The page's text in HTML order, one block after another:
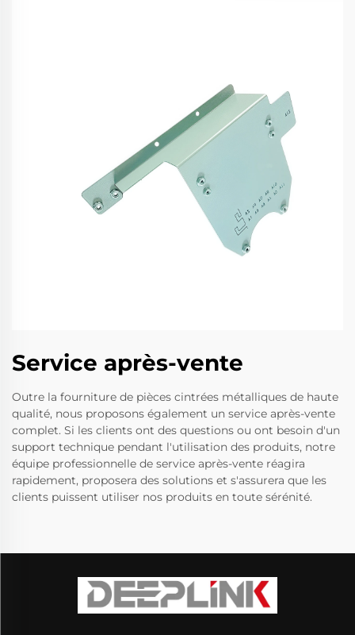
Service après-vente
Outre la fourniture de pièces cintrées métalliques de haute
qualité, nous proposons également un service après-vente
complet. Si les clients ont des questions ou ont besoin d'un
support technique pendant l'utilisation des produits, notre
équipe professionnelle de service après-vente réagira
rapidement, proposera des solutions et s'assurera que les
clients puissent utiliser nos produits en toute sérénité.